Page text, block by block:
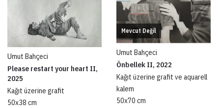
Umut Bahçeci
Please restart your heart II,
2025
Kağıt üzerine grafit
50x38 cm
Mevcut Değil
Umut Bahçeci
Önbellek II, 2022
Kağıt üzerine grafit ve aquarell
kalem
50x70 cm